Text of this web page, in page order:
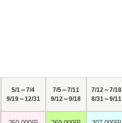
5/1～7/4
9/19～12/31
7/5～7/11
9/12～9/18
7/12～7/18
8/31～9/11